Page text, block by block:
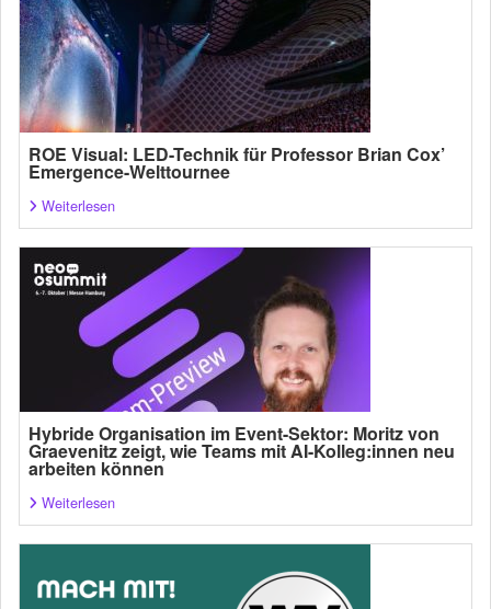
ROE Visual: LED-Technik für Professor Brian Cox’
Emergence-Welttournee
Weiterlesen
Hybride Organisation im Event-Sektor: Moritz von
Graevenitz zeigt, wie Teams mit AI-Kolleg:innen neu
arbeiten können
Weiterlesen